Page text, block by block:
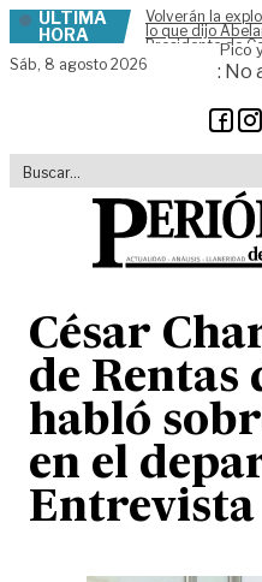
Skip to content
ÚLTIMA
HORA
Volverán la
lo que dijo
Presidente de
Sáb, 8 agosto 2026
Pico
: No
César
de Rentas
habló
en el
Entrevista